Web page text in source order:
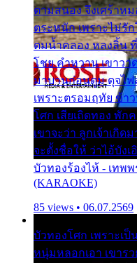
ตามสนอง จึงเศร้าห
ตระหนัก เพราะไม่รั
ตมน้ำคลอง หลงลิ้น
โชย คำหวาน เขาวา
มาบานก่อนตูม ดุจไฟ
เพราะตรอมฤทัย ข้า
โศก เสียเถิดทอง พัก
เขาจะว่า ลูกเจ้าเกิด
จะตั้งชื่อให้ ว่าไอ้บังเ
บัวทองร้องไห้ - เทพ
(KARAOKE)
85 views • 06.07.2569
บัวทองโศก เพราะเ
หนุ่มหลอกเอา เขาร